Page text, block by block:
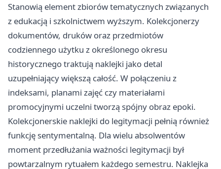
Stanowią element zbiorów tematycznych związanych
z edukacją i szkolnictwem wyższym. Kolekcjonerzy
dokumentów, druków oraz przedmiotów
codziennego użytku z określonego okresu
historycznego traktują naklejki jako detal
uzupełniający większą całość. W połączeniu z
indeksami, planami zajęć czy materiałami
promocyjnymi uczelni tworzą spójny obraz epoki.
Kolekcjonerskie naklejki do legitymacji pełnią również
funkcję sentymentalną. Dla wielu absolwentów
moment przedłużania ważności legitymacji był
powtarzalnym rytuałem każdego semestru. Naklejka